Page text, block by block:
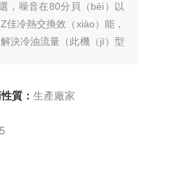
，噪音在80分貝（bèi）以
冷熱交換效（xiào）能，
決冷油流量（此機（jī）型
質： 生產廠家